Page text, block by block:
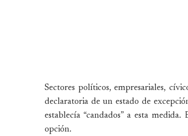
Sectores políticos, empresariales,
declaratoria de un estado de
establecía “candados” a esta
opción.